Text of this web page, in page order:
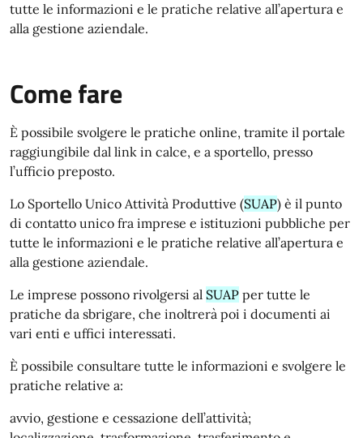
tutte le informazioni e le pratiche relative all’apertura e
alla gestione aziendale.
Come fare
È possibile svolgere le pratiche online, tramite il portale
raggiungibile dal link in calce, e a sportello, presso
l’ufficio preposto.
Lo Sportello Unico Attività Produttive (SUAP) è il punto
di contatto unico fra imprese e istituzioni pubbliche per
tutte le informazioni e le pratiche relative all’apertura e
alla gestione aziendale.
Le imprese possono rivolgersi al SUAP per tutte le
pratiche da sbrigare, che inoltrerà poi i documenti ai
vari enti e uffici interessati.
È possibile consultare tutte le informazioni e svolgere le
pratiche relative a:
avvio, gestione e cessazione dell’attività;